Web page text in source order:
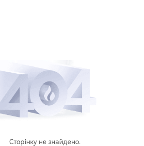
Сторінку не знайдено.